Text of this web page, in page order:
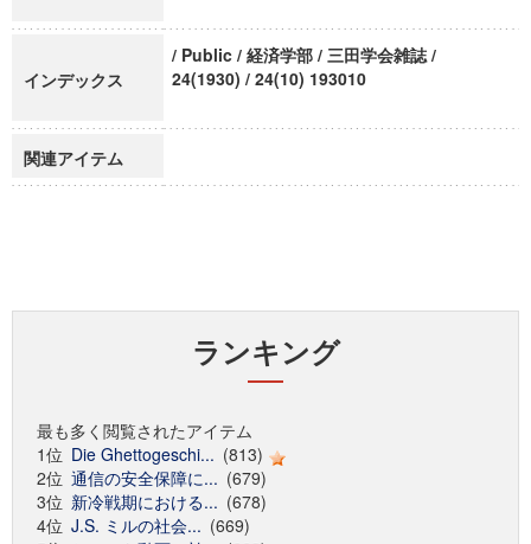
インデックス
/ Public / 経済学部 / 三田学会雑誌 /
24(1930) / 24(10) 193010
関連アイテム
ランキング
最も多く閲覧されたアイテム
1位 Die Ghettogeschi... (813)
2位 通信の安全保障に... (679)
3位 新冷戦期における... (678)
4位 J.S. ミルの社会... (669)